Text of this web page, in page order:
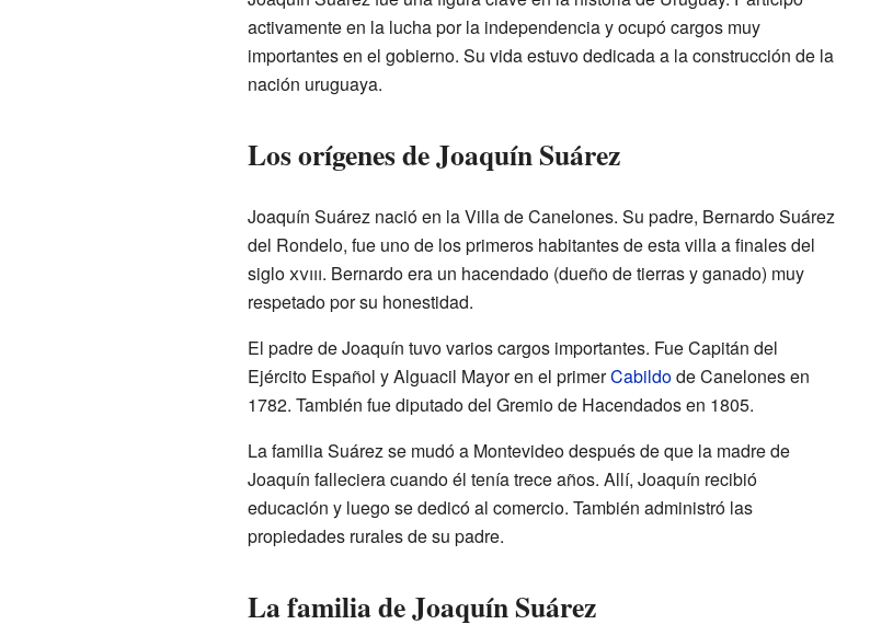
activamente en la lucha por la independencia y ocupó cargos muy
importantes en el gobierno. Su vida estuvo dedicada a la construcción de la
nación uruguaya.
Los orígenes de Joaquín Suárez
Joaquín Suárez nació en la Villa de Canelones. Su padre, Bernardo Suárez
del Rondelo, fue uno de los primeros habitantes de esta villa a finales del
sigloxviii. Bernardo era un hacendado (dueño de tierras y ganado) muy
respetado por su honestidad.
El padre de Joaquín tuvo varios cargos importantes. Fue Capitán del
Ejército Español y Alguacil Mayor en el primerCabildode Canelones en
1782. También fue diputado del Gremio de Hacendados en 1805.
La familia Suárez se mudó a Montevideo después de que la madre de
Joaquín falleciera cuando él tenía trece años. Allí, Joaquín recibió
educación y luego se dedicó al comercio. También administró las
propiedades rurales de su padre.
La familia de Joaquín Suárez